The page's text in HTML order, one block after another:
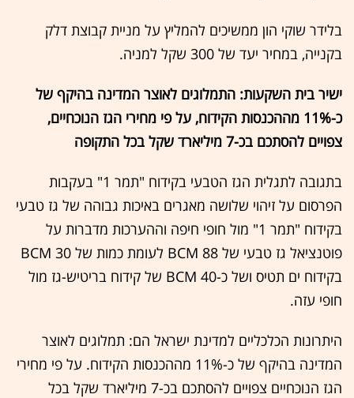
בלידר שוקי הון ממשיכים להמליץ על מניית קבוצת דלק
בקנייה, במחיר יעד של 300 שקל למניה.
ישיר בית השקעות: התמלוגים לאוצר המדינה בהיקף של
כ-11% מההכנסות הקידוח, על פי מחירי הגז הנוכחיים,
צפויים להסתכם בכ-7 מיליארד שקל בכל התקופה
בתגובה לתגלית הגז הטבעי בקידוח "תמר 1" בעקבות
הפרסום על זיהוי שלושה מאגרים באיכות גבוהה של גז טבעי
בקידוח "תמר 1" מול חופי חיפה וההערכות מדברות על
פוטנציאל גז טבעי של 88 BCM לעומת כמות של 30 BCM
בקידוח ים תטיס ושל כ-40 BCM של קידוח בריטיש-גז מול
חופי עזה.
היתרונות הכלכליים למדינת ישראל הם: תמלוגים לאוצר
המדינה בהיקף של כ-11% מההכנסות הקידוח. על פי מחירי
הגז הנוכחיים צפויים להסתכם בכ-7 מיליארד שקל בכל